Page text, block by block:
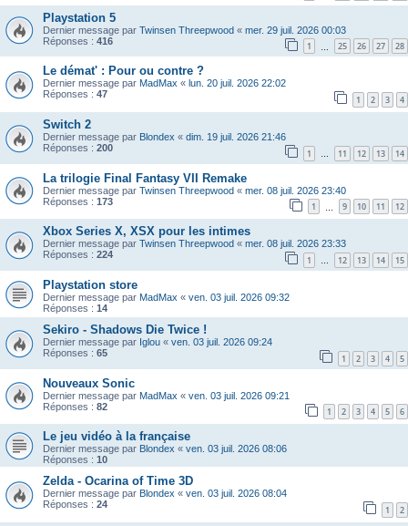
Playstation 5
Dernier message par Twinsen Threepwood « mer. 29 juil. 2026 00:03
Réponses : 416 1 25 26 27 28
Le démat' : Pour ou contre ?
Dernier message par MadMax « lun. 20 juil. 2026 22:02
Réponses : 47 1 2 3 4
Switch 2
Dernier message par Blondex « dim. 19 juil. 2026 21:46
Réponses : 200 1 … 11 12 13 14
La trilogie Final Fantasy VII Remake
Dernier message par Twinsen Threepwood « mer. 08 juil. 2026 23:40
Réponses : 173 1 9 10 11 12
Xbox Series X, XSX pour les intimes
Dernier message par Twinsen Threepwood « mer. 08 juil. 2026 23:33
Réponses : 224 1 … 12 13 14 15
Playstation store
Dernier message par MadMax « ven. 03 juil. 2026 09:32
Réponses : 14
Sekiro - Shadows Die Twice !
Dernier message par Iglou « ven. 03 juil. 2026 09:24
Réponses : 65 1 2 3 4 5
Nouveaux Sonic
Dernier message par MadMax « ven. 03 juil. 2026 09:21
Réponses : 82 1 2 3 4 5 6
Le jeu vidéo à la française
Dernier message par Blondex « ven. 03 juil. 2026 08:06
Réponses : 10
Zelda - Ocarina of Time 3D
Dernier message par Blondex « ven. 03 juil. 2026 08:04
Réponses : 24 1 2